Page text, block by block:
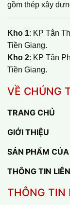
gồm thép xây
Kho 1: KP Tân
Tiền Giang.
Kho 2: KP Tân
Tiền Giang.
VỀ CHÚNG
TRANG CHỦ
GIỚI THIỆU
SẢN PHẨM
THÔNG TIN
THÔNG TIN